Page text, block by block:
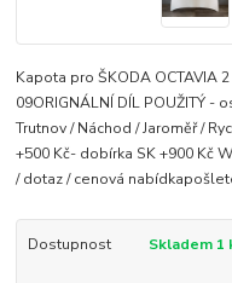
Kapota pro ŠKODA OCTAVIA
09ORIGNÁLNÍ DÍL POUŽITÝ
Trutnov / Náchod / Jaroměř /
+500 Kč- dobírka SK +900 Kč
/ dotaz / cenová
Dostupnost Skladem 1